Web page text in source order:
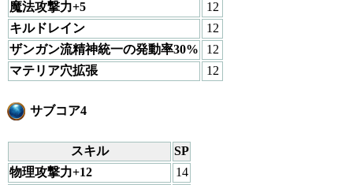
魔法攻撃力+5
12
キルドレイン
12
ザンガン流精神統一の発動率30%
12
マテリア穴拡張
12
サブコア4
スキル
SP
物理攻撃力+12
14